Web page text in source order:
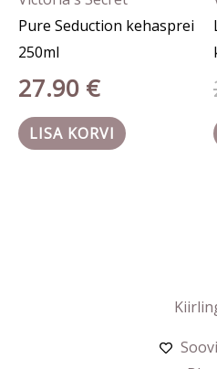
Pure Seduction kehasprei
250ml
27.90 €
LISA KORVI